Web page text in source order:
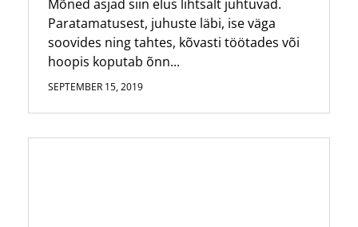
Mõned asjad siin elus lihtsalt juhtuvad.
Paratamatusest, juhuste läbi, ise väga
soovides ning tahtes, kõvasti töötades või
hoopis koputab õnn...
SEPTEMBER 15, 2019